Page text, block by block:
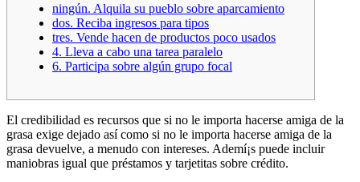
ningún. Alquila su pueblo sobre aparcamiento
dos. Reciba ingresos para tipos
tres. Vende hacen de productos poco usados
4. Lleva a cabo una tarea paralelo
6. Participa sobre algún grupo focal
El credibilidad es recursos que si no le importa hacerse amiga de la
grasa exige dejado así­ como si no le importa hacerse amiga de la
grasa devuelve, a menudo con intereses. Ademí¡s puede incluir
maniobras igual que préstamos y tarjetitas sobre crédito.